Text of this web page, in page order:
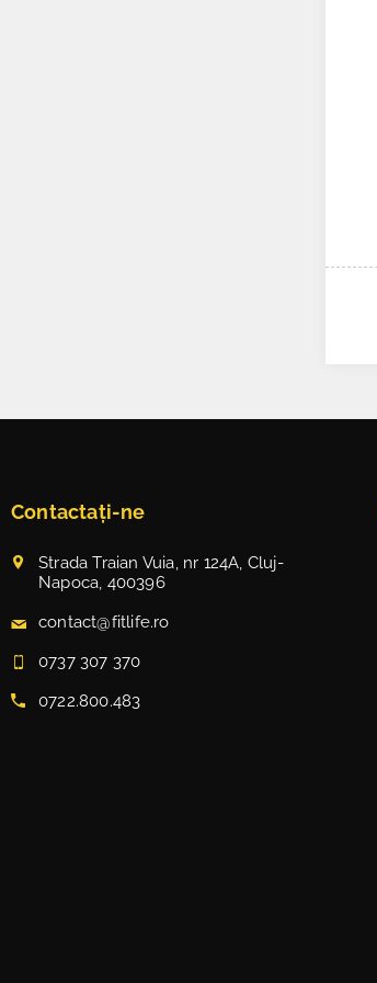
Contactați-ne
Strada Traian Vuia, nr 124A, Cluj-
Napoca, 400396
contact@fitlife.ro
0737 307 370
0722.800.483